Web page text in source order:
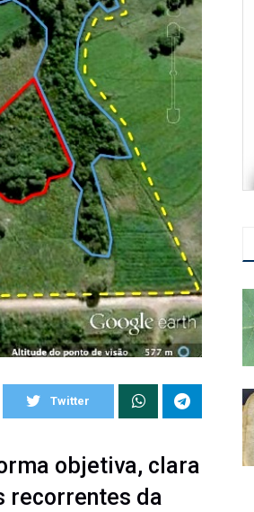
Twitter
objetiva, clara
recorrentes da